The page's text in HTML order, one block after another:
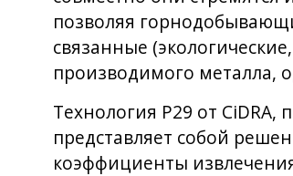
позволяя
связанные
производимого металла,
Технология P29 от
представляет собой
коэффициенты